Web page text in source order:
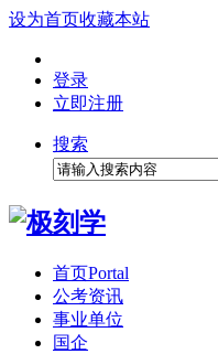
设为首页收藏本站
登录
立即注册
搜索
首页Portal
公考资讯
事业单位
国企